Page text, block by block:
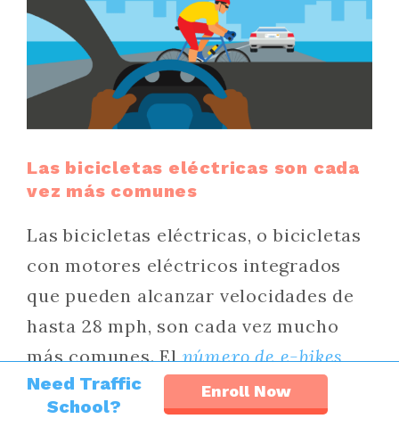
Las bicicletas eléctricas son cada
vez más comunes
Las bicicletas eléctricas, o bicicletas
con motores eléctricos integrados
que pueden alcanzar velocidades de
hasta 28 mph, son cada vez mucho
más comunes. Elnúmero de e-bikes
vendidas en Estados Unidospasó de
menos de 250.000 en 2019 a 1,1
Need Traffic
School?
Enroll Now